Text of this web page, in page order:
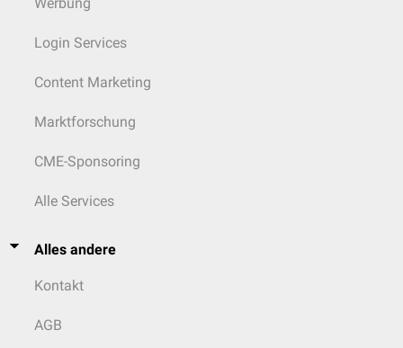
Login Services
Content Marketing
Marktforschung
CME-Sponsoring
Alle Services
Alles andere
Kontakt
AGB